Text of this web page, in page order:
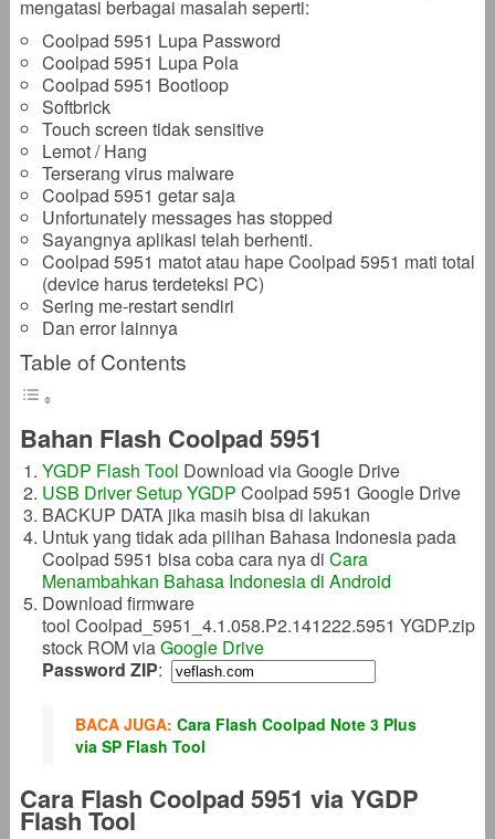
mengatasi berbagai masalah seperti:
Coolpad 5951 Lupa Password
Coolpad 5951 Lupa Pola
Coolpad 5951 Bootloop
Softbrick
Touch screen tidak sensitive
Lemot / Hang
Terserang virus malware
Coolpad 5951 getar saja
Unfortunately messages has stopped
Sayangnya aplikasi telah berhenti.
Coolpad 5951 matot atau hape Coolpad 5951 mati total
(device harus terdeteksi PC)
Sering me-restart sendiri
Dan error lainnya
Table of Contents
Bahan Flash Coolpad 5951
YGDP Flash Tool Download via Google Drive
USB Driver Setup YGDP Coolpad 5951 Google Drive
BACKUP DATA jika masih bisa di lakukan
Untuk yang tidak ada pilihan Bahasa Indonesia pada
Coolpad 5951 bisa coba cara nya di Cara
Menambahkan Bahasa Indonesia di Android
Download firmware
tool Coolpad_5951_4.1.058.P2.141222.5951 YGDP.zip
stock ROM viaGoogle Drive
Password ZIP:
BACA JUGA: Cara Flash Coolpad Note 3 Plus
via SP Flash Tool
Cara Flash Coolpad 5951 via YGDP
Flash Tool